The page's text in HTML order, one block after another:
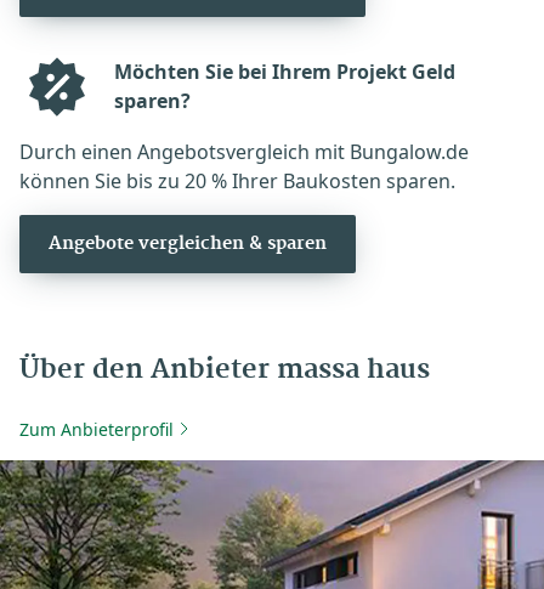
Möchten Sie bei Ihrem Projekt Geld
sparen?
Durch einen Angebotsvergleich mit Bungalow.de
können Sie bis zu 20 % Ihrer Baukosten sparen.
Angebote vergleichen & sparen
Über den Anbieter massa haus
Zum Anbieterprofil